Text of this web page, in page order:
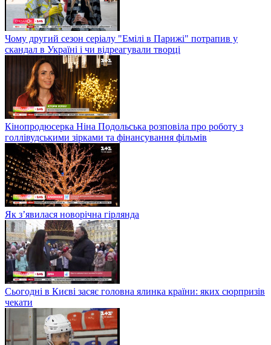
Чому другий сезон серіалу "Емілі в Парижі" потрапив у
скандал в Україні і чи відреагували творці
Кінопродюсерка Ніна Подольська розповіла про роботу з
голлівудськими зірками та фінансування фільмів
Як з’явилася новорічна гірлянда
Сьогодні в Києві засяє головна ялинка країни: яких сюрпризів
чекати